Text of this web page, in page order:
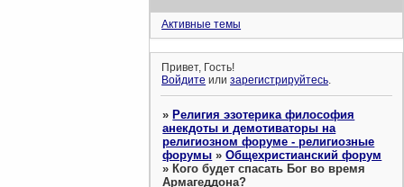
Активные темы
Привет, Гость!
Войдите илизарегистрируйтесь.
»Религия эзотерика философия
анекдоты и демотиваторы на
религиозном форуме - религиозные
форумы »Общехристианский форум
»Кого будет спасать Бог во время
Армагеддона?